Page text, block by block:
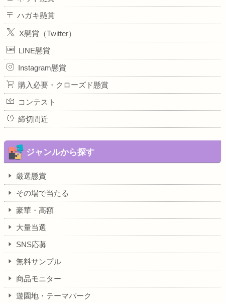
ハガキ懸賞
X懸賞（Twitter）
LINE懸賞
Instagram懸賞
購入必要・クローズド懸賞
コンテスト
締切間近
ジャンルから探す
厳選懸賞
その場で当たる
豪華・高額
大量当選
SNS応募
無料サンプル
商品モニター
遊園地・テーマパーク